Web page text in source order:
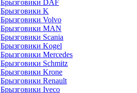
Брызговики DAF
Брызговики K
Брызговики Volvo
Брызговики MAN
Брызговики Scania
Брызговики Kogel
Брызговики Mercedes
Брызговики Schmitz
Брызговики Krone
Брызговики Renault
Брызговики Iveco